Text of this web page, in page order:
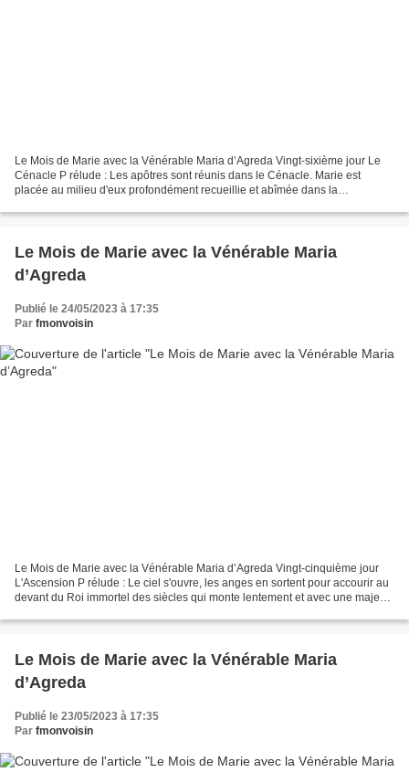
Le Mois de Marie avec la Vénérable Maria d’Agreda Vingt-sixième jour Le
Cénacle P rélude : Les apôtres sont réunis dans le Cénacle. Marie est
placée au milieu d'eux profondément recueillie et abîmée dans la
Le Mois de Marie avec la Vénérable Maria
d’Agreda
Publié le 24/05/2023 à 17:35
Par fmonvoisin
Le Mois de Marie avec la Vénérable Maria d’Agreda Vingt-cinquième jour
L'Ascension P rélude : Le ciel s'ouvre, les anges en sortent pour accourir au
devant du Roi immortel des siècles qui monte lentement et avec une majesté
Le Mois de Marie avec la Vénérable Maria
d’Agreda
Publié le 23/05/2023 à 17:35
Par fmonvoisin